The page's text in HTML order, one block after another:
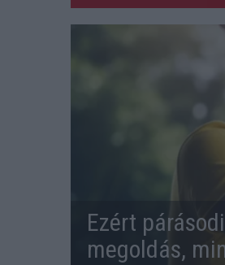
Ezért
megoldás,